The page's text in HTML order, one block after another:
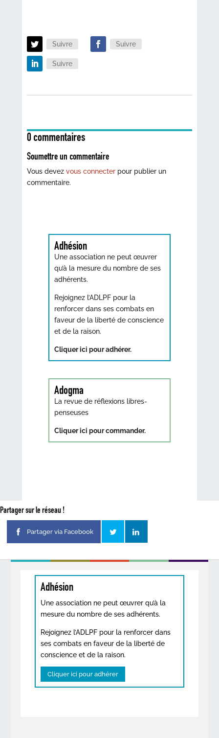
Suivre Suivre
Suivre
0 commentaires
Soumettre un commentaire
Vous devez vous connecterpour publier un
commentaire.
Adhésion
Une association ne peut œuvrer
qu’à la mesure du nombre de ses
adhérents.
Rejoignez l’ADLPF pour la
renforcer dans ses combats en
faveur de la liberté de conscience
et de la raison.
Cliquer ici pour adhérer.
Adogma
La revue de réflexions libres-
penseuses
Cliquer ici pour commander.
Partager sur le réseau !
Partager via Facebook
Adhésion
Une association ne peut œuvrer qu’à la
mesure du nombre de ses adhérents.
Rejoignez l’ADLPF pour la renforcer dans
ses combats en faveur de la liberté de
conscience et de la raison.
Cliquer ici pour adhérer